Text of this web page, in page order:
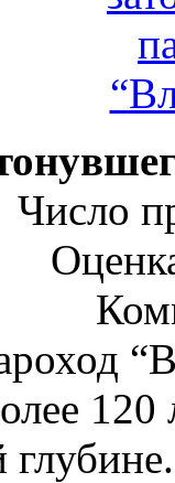
Число
120